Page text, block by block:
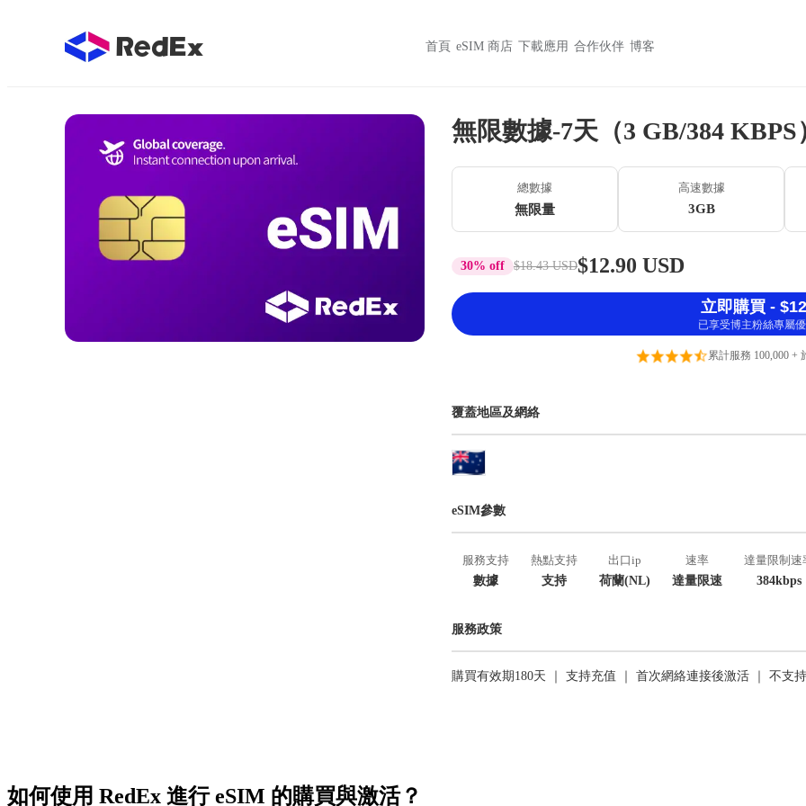
首頁 eSIM 商店 下載應用 合作伙伴 博客
無限數據-7天（3 GB/384 KBPS
總數據
無限量
高速數據
3GB
30% off $18.43 USD$12.90 USD
立即購買 -
已享受博主粉絲專屬
累計服務 100,000 +
覆蓋地區及網絡
eSIM參數
服務支持
數據
熱點支持
支持
出口ip
荷蘭(NL)
速率
達量限速
達量限制速
384kbps
服務政策
購買有效期180天 ｜ 支持充值 ｜ 首次網絡連接後激活 ｜ 不支
如何使用 RedEx 進行 eSIM 的購買與激活？